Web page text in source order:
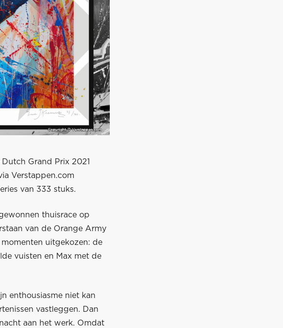
Grand Prix 2021
Verstappen.com
van 333 stuks.
thuisrace op
van de Orange Army
uitgekozen: de
vuisten en Max met de
enthousiasme niet kan
vastleggen. Dan
aan het werk. Omdat